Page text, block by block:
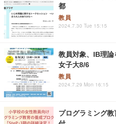
都
教員
2024.7.30 Tue 15:15
教員対象、IB理
女子大8/6
教員
2024.7.29 Mon 16:15
プログラミング